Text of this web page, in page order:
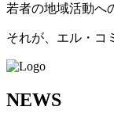
若者の地域活動へ
それが、エル・コ
NEWS